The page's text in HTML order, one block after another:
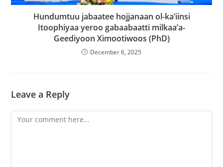
Hundumtuu jabaatee hojjanaan ol-ka’iinsi
Itoophiyaa yeroo gabaabaatti milkaa’a-
Geediyoon Ximootiwoos (PhD)
December 6, 2025
Leave a Reply